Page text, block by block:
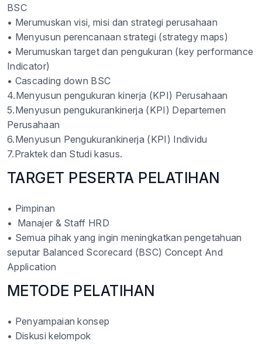
BSC
• Merumuskan visi, misi dan strategi perusahaan
• Menyusun perencanaan strategi (strategy maps)
• Merumuskan target dan pengukuran (key performance
Indicator)
• Cascading down BSC
4.Menyusun pengukuran kinerja (KPI) Perusahaan
5.Menyusun pengukurankinerja (KPI) Departemen
Perusahaan
6.Menyusun Pengukurankinerja (KPI) Individu
7.Praktek dan Studi kasus.
TARGET PESERTA PELATIHAN
• Pimpinan
• Manajer & Staff HRD
• Semua pihak yang ingin meningkatkan pengetahuan
seputar Balanced Scorecard (BSC) Concept And
Application
METODE PELATIHAN
• Penyampaian konsep
• Diskusi kelompok